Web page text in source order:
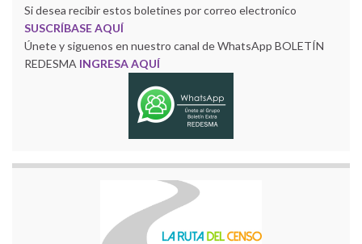
Si desea recibir estos boletines por correo electronico
SUSCRÍBASE AQUÍ
Únete y siguenos en nuestro canal de WhatsApp BOLETÍN
REDESMA INGRESA AQUÍ